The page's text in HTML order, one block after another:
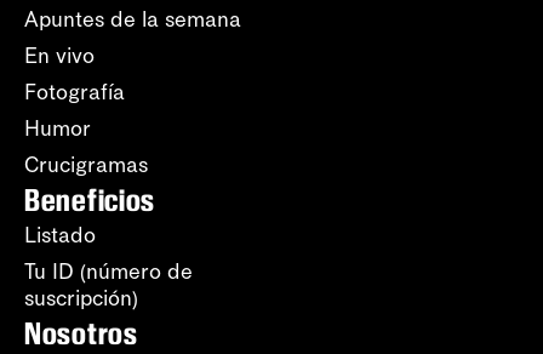
Apuntes de la semana
En vivo
Fotografía
Humor
Crucigramas
Beneficios
Listado
Tu ID (número de
suscripción)
Nosotros